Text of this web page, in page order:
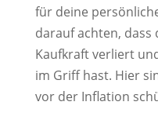
für deine
darauf achten, dass
Kaufkraft verliert
im Griff hast. Hier
vor der Inflation